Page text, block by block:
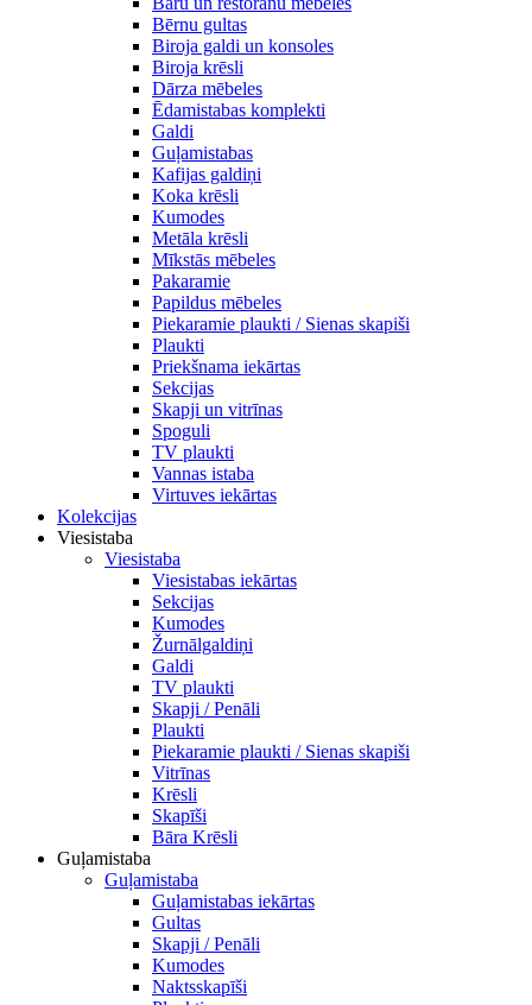
Bērnu gultas
Biroja galdi un konsoles
Biroja krēsli
Dārza mēbeles
Ēdamistabas komplekti
Galdi
Guļamistabas
Kafijas galdiņi
Koka krēsli
Kumodes
Metāla krēsli
Mīkstās mēbeles
Pakaramie
Papildus mēbeles
Piekaramie plaukti / Sienas skapiši
Plaukti
Priekšnama iekārtas
Sekcijas
Skapji un vitrīnas
Spoguli
TV plaukti
Vannas istaba
Virtuves iekārtas
Kolekcijas
Viesistaba
Viesistaba
Viesistabas iekārtas
Sekcijas
Kumodes
Žurnālgaldiņi
Galdi
TV plaukti
Skapji / Penāli
Plaukti
Piekaramie plaukti / Sienas skapiši
Vitrīnas
Krēsli
Skapīši
Bāra Krēsli
Guļamistaba
Guļamistaba
Guļamistabas iekārtas
Gultas
Skapji / Penāli
Kumodes
Naktsskapīši